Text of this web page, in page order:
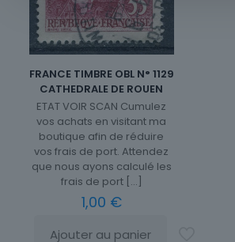
FRANCE TIMBRE OBL N° 1129
CATHEDRALE DE ROUEN
ETAT VOIR SCAN Cumulez
vos achats en visitant ma
boutique afin de réduire
vos frais de port. Attendez
que nous ayons calculé les
frais de port[…]
1,00 €
Ajouter au panier